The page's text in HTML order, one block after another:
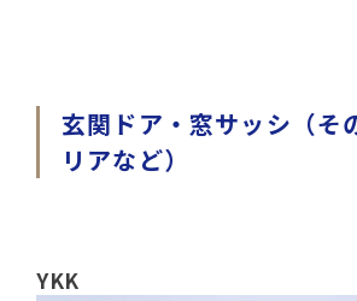
玄関ドア・窓サッシ（そ
リアなど）
YKK